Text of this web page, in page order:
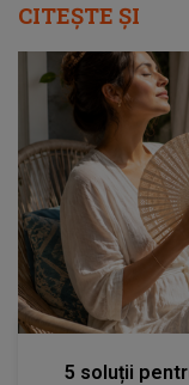
CITEȘTE ȘI
5 soluții